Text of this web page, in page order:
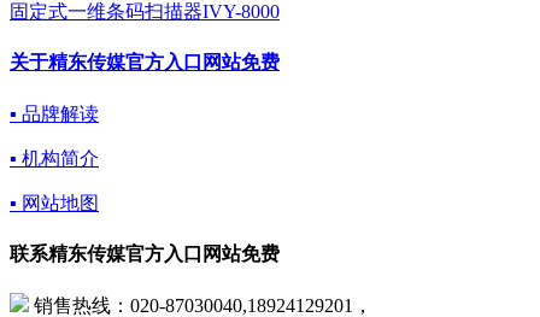
固定式一维条码扫描器IVY-8000
关于精东传媒官方入口网站免费
▪ 品牌解读
▪ 机构简介
▪ 网站地图
联系精东传媒官方入口网站免费
销售热线：020-87030040,18924129201，